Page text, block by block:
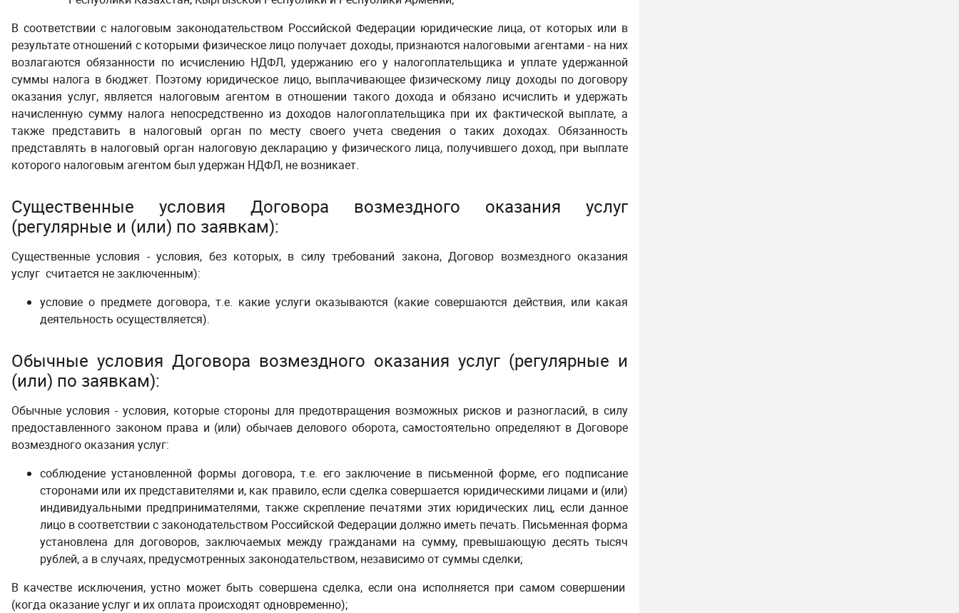
В соответствии с налоговым законодательством Российской Федерации юридические лица, от которых или в
результате отношений с которыми физическое лицо получает доходы, признаются налоговыми агентами - на них
возлагаются обязанности по исчислению НДФЛ, удержанию его у налогоплательщика и уплате удержанной
суммы налога в бюджет. Поэтому юридическое лицо, выплачивающее физическому лицу доходы по договору
оказания услуг, является налоговым агентом в отношении такого дохода и обязано исчислить и удержать
начисленную сумму налога непосредственно из доходов налогоплательщика при их фактической выплате, а
также представить в налоговый орган по месту своего учета сведения о таких доходах. Обязанность
представлять в налоговый орган налоговую декларацию у физического лица, получившего доход, при выплате
которого налоговым агентом был удержан НДФЛ, не возникает.
Существенные условия Договора возмездного оказания услуг
(регулярные и (или) по заявкам):
Существенные условия - условия, без которых, в силу требований закона, Договор возмездного оказания
услуг считается не заключенным):
условие о предмете договора, т.е. какие услуги оказываются (какие совершаются действия, или какая
деятельность осуществляется).
Обычные условия Договора возмездного оказания услуг (регулярные и
(или) по заявкам):
Обычные условия - условия, которые стороны для предотвращения возможных рисков и разногласий, в силу
предоставленного законом права и (или) обычаев делового оборота, самостоятельно определяют в Договоре
возмездного оказания услуг:
соблюдение установленной формы договора, т.е. его заключение в письменной форме, его подписание
сторонами или их представителями и, как правило, если сделка совершается юридическими лицами и (или)
индивидуальными предпринимателями, также скрепление печатями этих юридических лиц, если данное
лицо в соответствии с законодательством Российской Федерации должно иметь печать. Письменная форма
установлена для договоров, заключаемых между гражданами на сумму, превышающую десять тысяч
рублей, а в случаях, предусмотренных законодательством, независимо от суммы сделки;
В качестве исключения, устно может быть совершена сделка, если она исполняется при самом совершении
(когда оказание услуг и их оплата происходят одновременно);